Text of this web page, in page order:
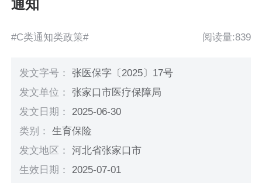
通知
#C类通知类政策# 阅读量:839
发文字号：张医保字〔2025〕17号
发文单位：张家口市医疗保障局
发文日期： 2025-06-30
类别：生育保险
发文地区：河北省张家口市
生效日期： 2025-07-01